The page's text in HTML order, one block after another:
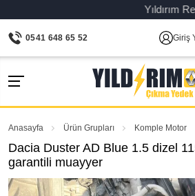
Yıldırım
0541 648 65 52 Giriş
Anasayfa Ürün Grupları Komple Motor
Dacia Duster AD Blue 1.5 dizel
garantili muayyer